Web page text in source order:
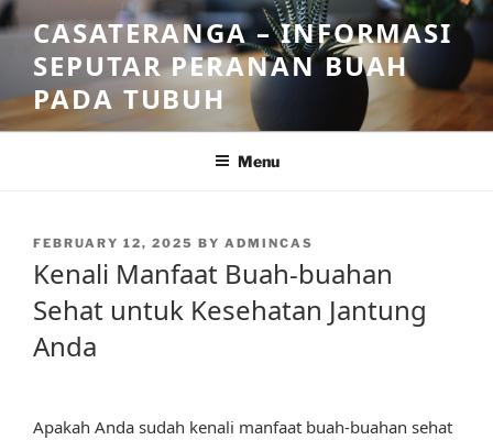
Skip
to
content
CASATERANGA – INFORMASI
SEPUTAR PERANAN BUAH
PADA TUBUH
Menu
POSTED
FEBRUARY 12, 2025 BY ADMINCAS
Kenali Manfaat Buah-buahan
Sehat untuk Kesehatan Jantung
Anda
Apakah Anda sudah kenali manfaat buah-buahan sehat